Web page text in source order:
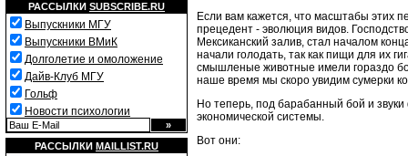
РАССЫЛКИ SUBSCRIBE.RU
Выпускники МГУ
Выпускники ВМиК
Долголетие и омоложение
Дайв-Клуб МГУ
Гольф
Новости психологии
РАССЫЛКИ MAILLIST.RU
Если вам кажется, что масштабы этих
прецедент - эволюция ви­дов.
Мексиканский залив, стал началом
начали голодать, так как пищи для их
смышленые животные имели гораз­до
наше время мы скоро увидим сумерки
Но теперь, под барабанный бой и
экономической системы.
Вот они: